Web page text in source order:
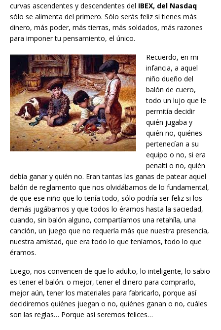
curvas ascendentes y descendentes del IBEX, del Nasdaq
sólo se alimenta del primero. Sólo serás feliz si tienes más
dinero, más poder, más tierras, más soldados, más razones
para imponer tu pensamiento, el único.
Recuerdo, en mi
infancia, a aquel
niño dueño del
balón de cuero,
todo un lujo que le
permitía decidir
quién jugaba y
quién no, quiénes
pertenecían a su
equipo o no, si era
penalti o no, quién
debía ganar y quién no. Eran tantas las ganas de patear aquel
balón de reglamento que nos olvidábamos de lo fundamental,
de que ese niño que lo tenía todo, sólo podría ser feliz si los
demás jugábamos y que todos lo éramos hasta la saciedad,
cuando, sin balón alguno, compartíamos una retahíla, una
canción, un juego que no requería más que nuestra presencia,
nuestra amistad, que era todo lo que teníamos, todo lo que
éramos.
Luego, nos convencen de que lo adulto, lo inteligente, lo sabio
es tener el balón. o mejor, tener el dinero para comprarlo,
mejor aún, tener los materiales para fabricarlo, porque así
decidiremos quiénes juegan o no, quiénes ganan o no, cuáles
son las reglas… Porque así seremos felices…